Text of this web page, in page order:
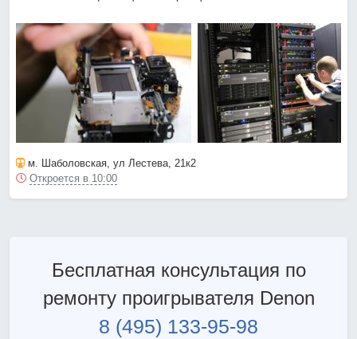
м. Шаболовская, ул Лестева, 21к2
Откроется в 10:00
Бесплатная консультация по
ремонту проигрывателя Denon
8 (495) 133-95-98